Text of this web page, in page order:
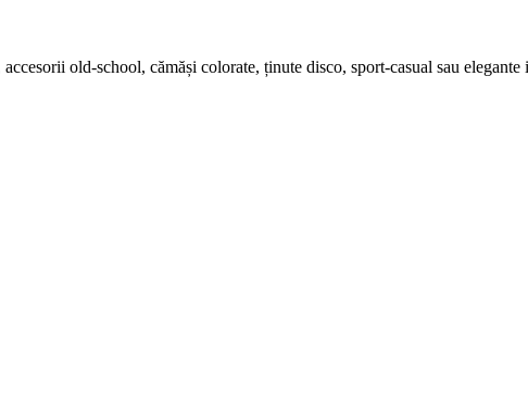
old-school, cămăși colorate, ținute disco, sport-casual sau elegante